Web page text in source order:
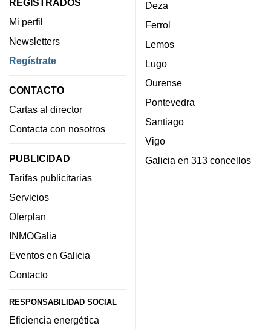
REGISTRADOS
Mi perfil
Newsletters
Regístrate
CONTACTO
Cartas al director
Contacta con nosotros
PUBLICIDAD
Tarifas publicitarias
Servicios
Oferplan
INMOGalia
Eventos en Galicia
Contacto
RESPONSABILIDAD SOCIAL
Eficiencia energética
Deza
Ferrol
Lemos
Lugo
Ourense
Pontevedra
Santiago
Vigo
Galicia en 313 concellos